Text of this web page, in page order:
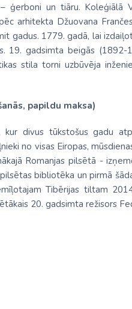
un tiāru. Koleģiālā
arhitekta Džuovana
gadus. 1779. gadā, lai
19. gadsimta beigās
stila torni uzbūvēja
papildu maksa)
kur divus tūkstošus gadu
no visas Eiropas,
Romanjas pilsētā -
bibliotēka un pirmā
Tibērijas tiltam
20. gadsimta režisors